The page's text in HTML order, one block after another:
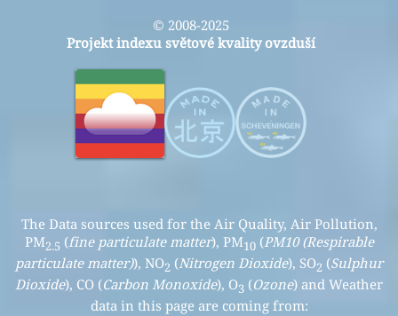
© 2008-2025
Projekt indexu světové kvality ovzduší
The Data sources used for the Air Quality, Air Pollution,
PM2.5 (fine particulate matter), PM10(PM10 (Respirable
particulate matter)), NO2 (Nitrogen Dioxide), SO2 (Sulphur
Dioxide), CO (Carbon Monoxide), O3 (Ozone) and Weather
data in this page are coming from: